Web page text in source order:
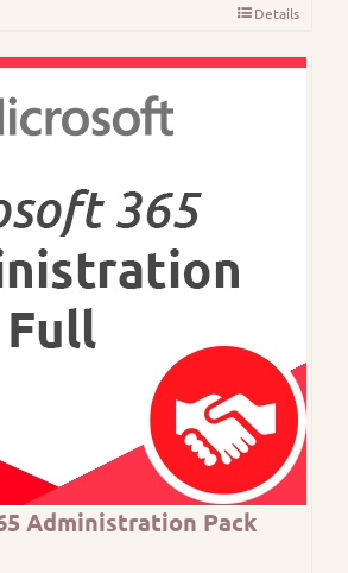
Details
Administration Pack